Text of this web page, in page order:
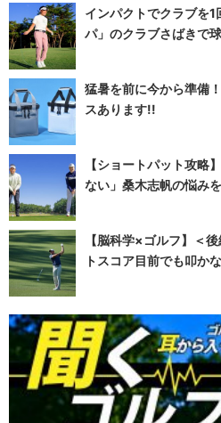
インパクトでクラブを
パ」のクラブさばきで
猛暑を前に今から準備
スあります!!
【ショートパット攻略
ない」桑木志帆の悩み
【脳科学×ゴルフ】＜
トスコア目前でも叩か